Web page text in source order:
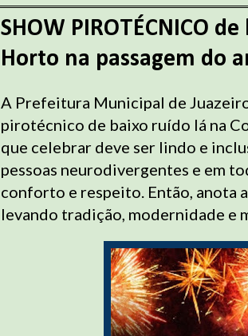
SHOW PIROTÉCNICO
Horto na passagem do
A Prefeitura Municipal de
pirotécnico de baixo ruído lá na
que celebrar deve ser lindo e
pessoas neurodivergentes e em
conforto e respeito. Então, anota
levando tradição, modernidade e